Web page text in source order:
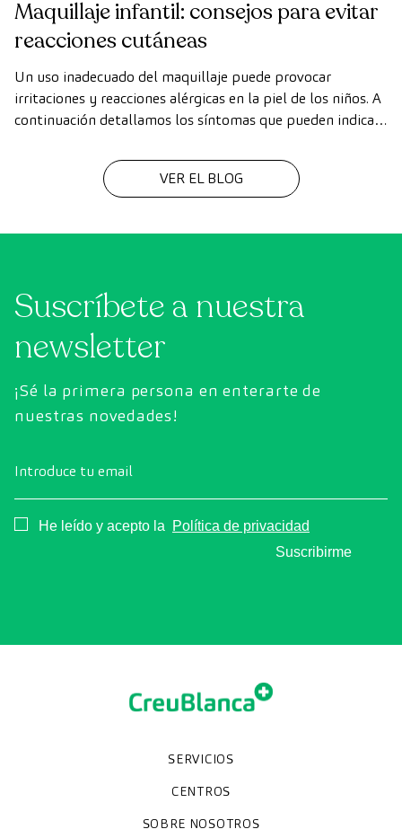
Maquillaje infantil: consejos para evitar
reacciones cutáneas
Un uso inadecuado del maquillaje puede provocar
irritaciones y reacciones alérgicas en la piel de los niños. A
continuación detallamos los síntomas que pueden indicar
usar el maquillaje de una forma más segura.
VER EL BLOG
Suscríbete a nuestra
newsletter
¡Sé la primera persona en enterarte de
nuestras novedades!
Introduce tu email
Consentimiento
He leído y acepto la
Política de privacidad
Suscribirme
SERVICIOS
Especialidades
Diagnóstico por la imagen
Chequeos y revisiones médicas
Unidades especializadas
CENTROS
Clínica CreuBlanca
CreuBlanca Tarradellas
Diagnosis Médica
Hospital CreuBlanca Maresme
SOBRE NOSOTROS